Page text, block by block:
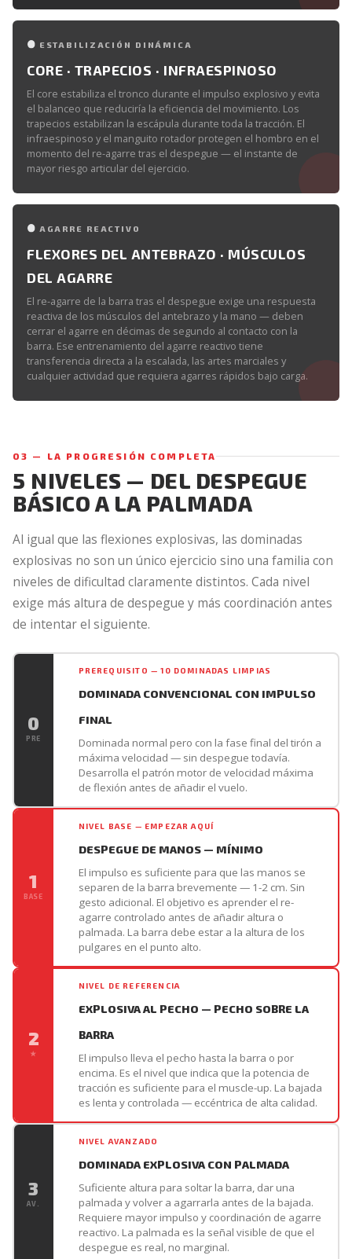
ESTABILIZACIÓN DINÁMICA
CORE · TRAPECIOS · INFRAESPINOSO
El core estabiliza el tronco durante el impulso explosivo y evita
el balanceo que reduciría la eficiencia del movimiento. Los
trapecios estabilizan la escápula durante toda la tracción. El
infraespinoso y el manguito rotador protegen el hombro en el
momento del re-agarre tras el despegue — el instante de
mayor riesgo articular del ejercicio.
AGARRE REACTIVO
FLEXORES DEL ANTEBRAZO · MÚSCULOS
DEL AGARRE
El re-agarre de la barra tras el despegue exige una respuesta
reactiva de los músculos del antebrazo y la mano — deben
cerrar el agarre en décimas de segundo al contacto con la
barra. Ese entrenamiento del agarre reactivo tiene
transferencia directa a la escalada, las artes marciales y
cualquier actividad que requiera agarres rápidos bajo carga.
03 — LA PROGRESIÓN COMPLETA
5 NIVELES — DEL DESPEGUE
BÁSICO A LA PALMADA
Al igual que las flexiones explosivas, las dominadas
explosivas no son un único ejercicio sino una familia con
niveles de dificultad claramente distintos. Cada nivel
exige más altura de despegue y más coordinación antes
de intentar el siguiente.
0
PRE
PREREQUISITO — 10 DOMINADAS LIMPIAS
DOMINADA CONVENCIONAL CON IMPULSO
FINAL
Dominada normal pero con la fase final del tirón a
máxima velocidad — sin despegue todavía.
Desarrolla el patrón motor de velocidad máxima
de flexión antes de añadir el vuelo.
1
BASE
NIVEL BASE — EMPEZAR AQUÍ
DESPEGUE DE MANOS — MÍNIMO
El impulso es suficiente para que las manos se
separen de la barra brevemente — 1-2 cm. Sin
gesto adicional. El objetivo es aprender el re-
agarre controlado antes de añadir altura o
palmada. La barra debe estar a la altura de los
pulgares en el punto alto.
2
★
NIVEL DE REFERENCIA
EXPLOSIVA AL PECHO — PECHO SOBRE LA
BARRA
El impulso lleva el pecho hasta la barra o por
encima. Es el nivel que indica que la potencia de
tracción es suficiente para el muscle-up. La bajada
es lenta y controlada — eccéntrica de alta calidad.
3
AV.
NIVEL AVANZADO
DOMINADA EXPLOSIVA CON PALMADA
Suficiente altura para soltar la barra, dar una
palmada y volver a agarrarla antes de la bajada.
Requiere mayor impulso y coordinación de agarre
reactivo. La palmada es la señal visible de que el
despegue es real, no marginal.